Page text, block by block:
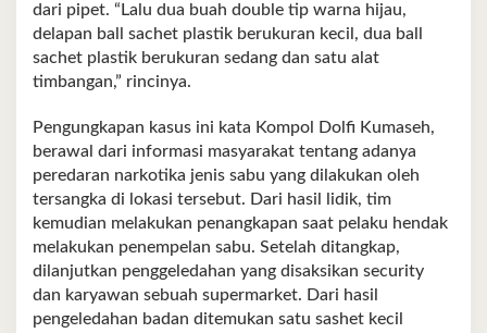
dari pipet. “Lalu dua buah double tip warna hijau,
delapan ball sachet plastik berukuran kecil, dua ball
sachet plastik berukuran sedang dan satu alat
timbangan,” rincinya.
Pengungkapan kasus ini kata Kompol Dolfi Kumaseh,
berawal dari informasi masyarakat tentang adanya
peredaran narkotika jenis sabu yang dilakukan oleh
tersangka di lokasi tersebut. Dari hasil lidik, tim
kemudian melakukan penangkapan saat pelaku hendak
melakukan penempelan sabu. Setelah ditangkap,
dilanjutkan penggeledahan yang disaksikan security
dan karyawan sebuah supermarket. Dari hasil
pengeledahan badan ditemukan satu sashet kecil